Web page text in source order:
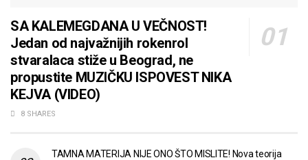
SA KALEMEGDANA U VEČNOST!
Jedan od najvažnijih rokenrol
stvaralaca stiže u Beograd, ne
propustite MUZIČKU ISPOVEST NIKA
KEJVA (VIDEO)
8 SHARES
TAMNA MATERIJA NIJE ONO ŠTO MISLITE! Nova teorija